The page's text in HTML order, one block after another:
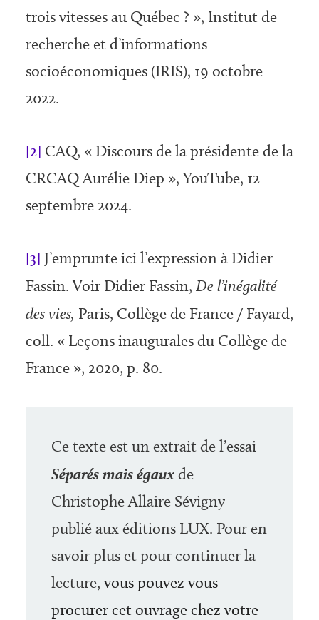
trois vitesses au Québec ? », Institut de
recherche et d’informations
socioéconomiques (IRIS), 19 octobre
2022.
[2] CAQ, « Discours de la présidente de la
CRCAQ Aurélie Diep », YouTube, 12
septembre 2024.
[3] J’emprunte ici l’expression à Didier
Fassin. Voir Didier Fassin, De l’iné­galité
des vies, Paris, Collège de France / Fayard,
coll. « Leçons inau­gurales du Collège de
France », 2020, p. 80.
Ce texte est un extrait de l’essai
Séparés mais égauxde
Christophe Allaire Sévigny
publié aux éditions LUX. Pour en
savoir plus et pour continuer la
lecture, vous pouvez vous
procurer cet ouvrage chez votre